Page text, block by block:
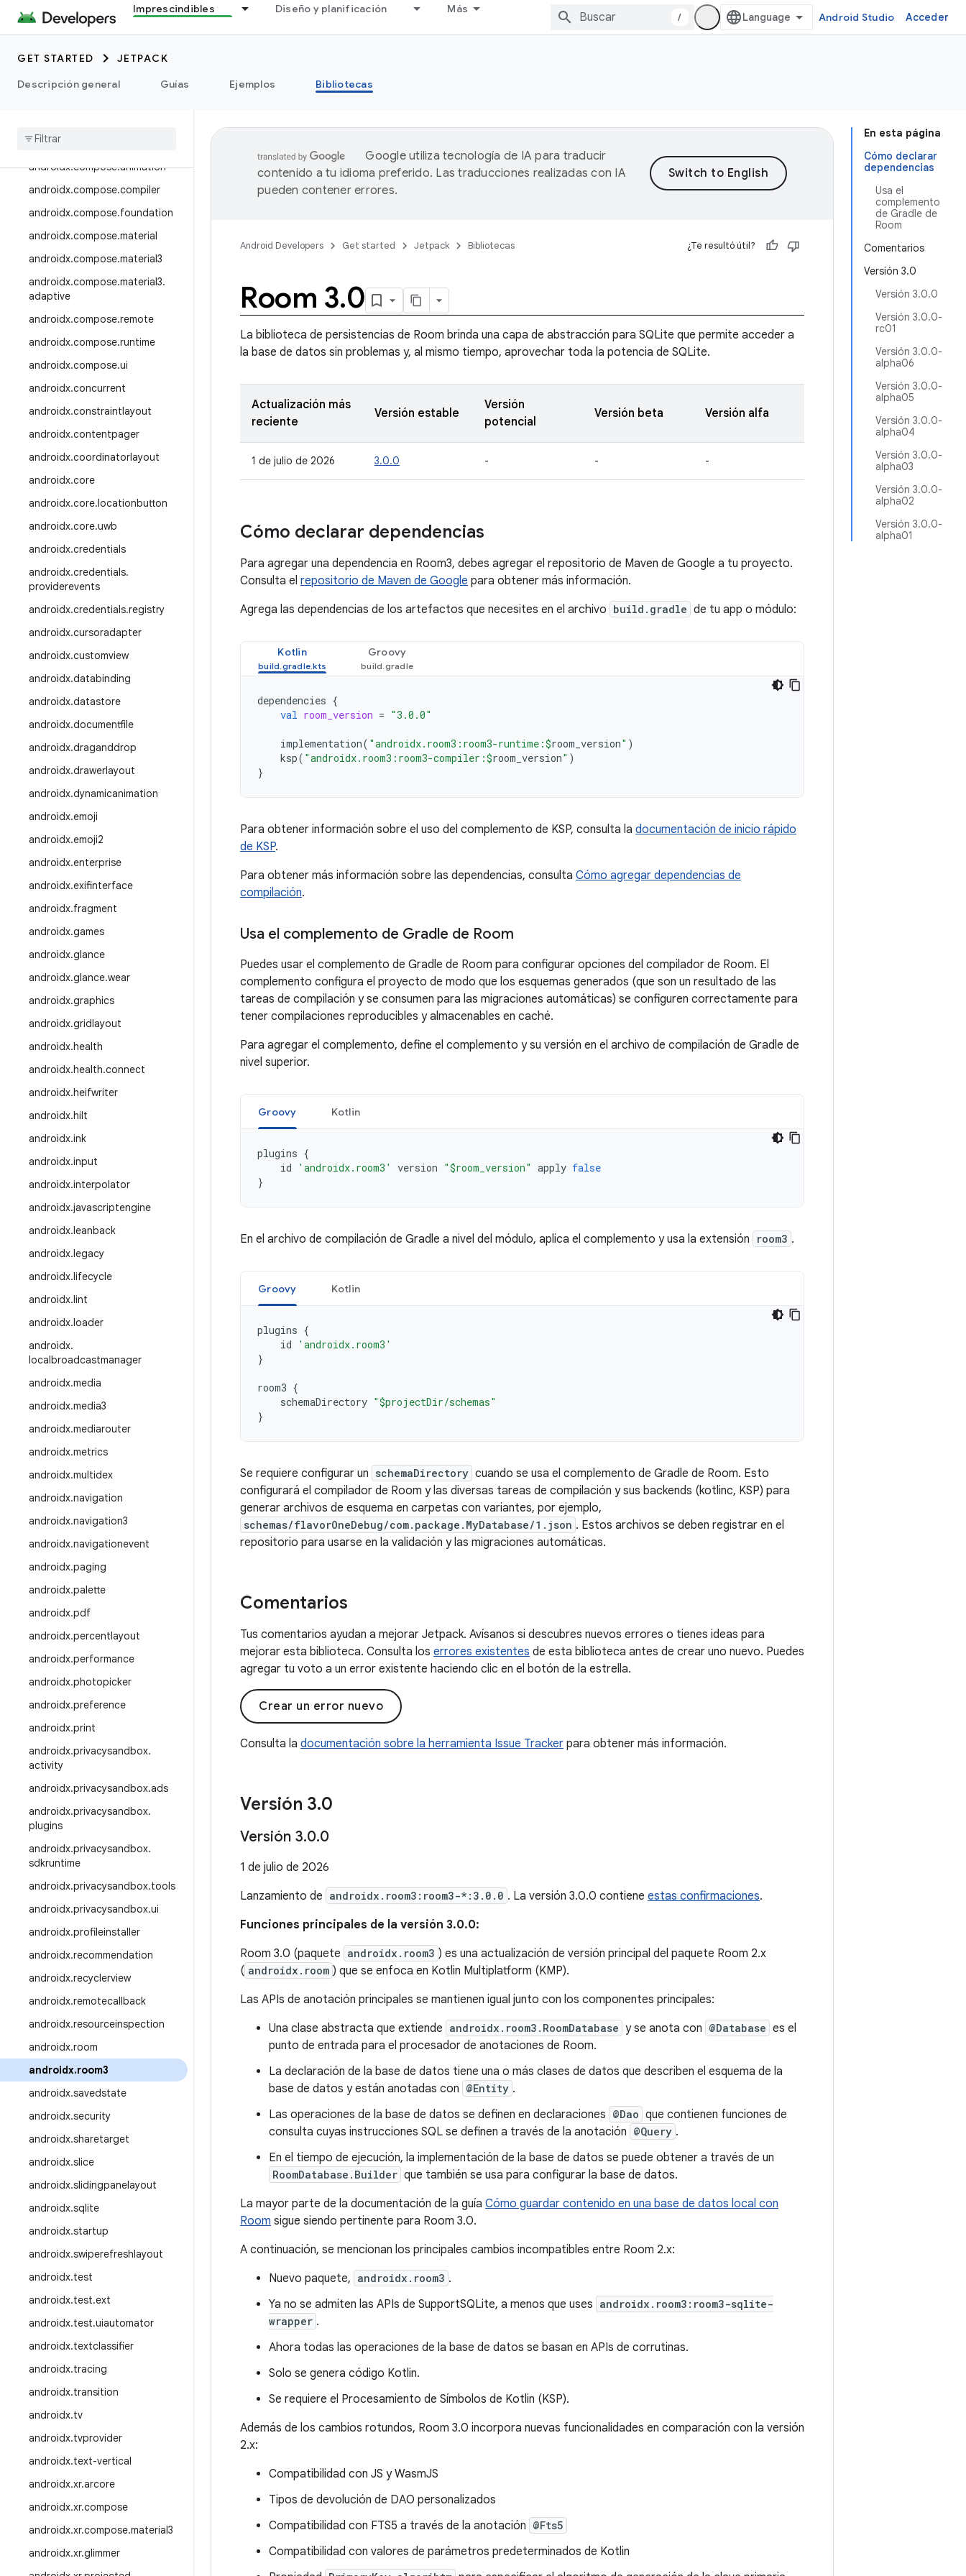
Imprescindibles Diseño y planificación Más
/ Android Studio Acceder
GET STARTED
JETPACK
Descripción general
Guías Ejemplos Bibliotecas
androidx.camera.media3
androidx.camera.viewfinder
androidx.car
androidx
androidx.compose.animation
androidx.compose.compiler
androidx.compose.foundation
androidx.compose.material
androidx.compose.material3
androidx.compose.material3.
adaptive
androidx.compose.remote
androidx.compose.runtime
androidx.compose.ui
androidx.concurrent
androidx.constraintlayout
androidx.contentpager
androidx.coordinatorlayout
androidx.core
androidx.core.locationbutton
androidx.core.uwb
androidx.credentials
androidx.credentials.
providerevents
androidx.credentials.registry
androidx.cursoradapter
androidx.customview
androidx.databinding
androidx.datastore
androidx.documentfile
androidx.draganddrop
androidx.drawerlayout
androidx.dynamicanimation
androidx.emoji
androidx.emoji2
androidx.enterprise
androidx.exifinterface
androidx.fragment
androidx.games
androidx.glance
androidx.glance.wear
androidx.graphics
androidx.gridlayout
androidx.health
androidx.health.connect
androidx.heifwriter
androidx.hilt
androidx.ink
androidx.input
androidx.interpolator
androidx.javascriptengine
androidx.leanback
androidx.legacy
androidx.lifecycle
androidx.lint
androidx.loader
androidx.
localbroadcastmanager
androidx.media
androidx.media3
androidx.mediarouter
androidx.metrics
androidx.multidex
androidx.navigation
androidx.navigation3
androidx.navigationevent
androidx.paging
androidx.palette
androidx.pdf
androidx.percentlayout
androidx.performance
androidx.photopicker
androidx.preference
androidx.print
androidx.privacysandbox.
activity
androidx.privacysandbox.ads
androidx.privacysandbox.
plugins
androidx.privacysandbox.
sdkruntime
androidx.privacysandbox.tools
androidx.privacysandbox.ui
androidx.profileinstaller
androidx.recommendation
androidx.recyclerview
androidx.remotecallback
androidx.resourceinspection
androidx.room
androidx.room3
androidx.savedstate
androidx.security
androidx.sharetarget
androidx.slice
androidx.slidingpanelayout
androidx.sqlite
androidx.startup
androidx.swiperefreshlayout
androidx.test
androidx.test.ext
androidx.test.uiautomator
androidx.textclassifier
androidx.tracing
androidx.transition
androidx.tv
androidx.tvprovider
androidx.text-vertical
androidx.xr.arcore
androidx.xr.compose
androidx.xr.compose.material3
androidx.xr.glimmer
En esta página
Cómo declarar
dependencias
Usa el
complemento
de Gradle de
Room
Comentarios
Versión 3.0
Versión 3.0.0
Versión 3.0.0-
rc01
Versión 3.0.0-
alpha06
Versión 3.0.0-
alpha05
Versión 3.0.0-
alpha04
Versión 3.0.0-
alpha03
Versión 3.0.0-
alpha02
Versión 3.0.0-
alpha01
Google utiliza tecnología de IA para traducir
contenido a tu idioma preferido. Las traducciones realizadas con IA
pueden contener errores.
Android Developers Get started Jetpack Bibliotecas ¿Te resultó útil?
Room 3.0
La biblioteca de persistencias de Room brinda una capa de abstracción para SQLite que permite acceder a
la base de datos sin problemas y, al mismo tiempo, aprovechar toda la potencia de SQLite.
Actualización más
reciente
Versión estable
Versión
potencial
Versión beta Versión alfa
1 de julio de 2026 3.0.0 - - -
Cómo declarar dependencias
Para agregar una dependencia en Room3, debes agregar el repositorio de Maven de Google a tu proyecto.
Consulta el repositorio de Maven de Google para obtener más información.
Agrega las dependencias de los artefactos que necesites en el archivo build.gradle de tu app o módulo:
Kotlin Groovy
dependencies {
val room_version = "3.0.0"
implementation( "androidx.room3:room3-runtime:$room_version" )
ksp( "androidx.room3:room3-compiler:$room_version" )
}
Para obtener información sobre el uso del complemento de KSP, consulta la documentación de inicio rápido
de KSP.
Para obtener más información sobre las dependencias, consulta Cómo agregar dependencias de
compilación.
Usa el complemento de Gradle de Room
Puedes usar el complemento de Gradle de Room para configurar opciones del compilador de Room. El
complemento configura el proyecto de modo que los esquemas generados (que son un resultado de las
tareas de compilación y se consumen para las migraciones automáticas) se configuren correctamente para
tener compilaciones reproducibles y almacenables en caché.
Para agregar el complemento, define el complemento y su versión en el archivo de compilación de Gradle de
nivel superior.
Groovy Kotlin
plugins {
id
'androidx.room3' version "$room_version" apply false
}
En el archivo de compilación de Gradle a nivel del módulo, aplica el complemento y usa la extensión room3 .
Groovy Kotlin
plugins {
id
'androidx.room3'
}
room3 {
schemaDirectory "$projectDir/schemas"
}
Se requiere configurar un schemaDirectory cuando se usa el complemento de Gradle de Room. Esto
configurará el compilador de Room y las diversas tareas de compilación y sus backends (kotlinc, KSP) para
generar archivos de esquema en carpetas con variantes, por ejemplo,
schemas/flavorOneDebug/com.package.MyDatabase/1.json . Estos archivos se deben registrar en el
repositorio para usarse en la validación y las migraciones automáticas.
Comentarios
Tus comentarios ayudan a mejorar Jetpack. Avísanos si descubres nuevos errores o tienes ideas para
mejorar esta biblioteca. Consulta los errores existentes de esta biblioteca antes de crear uno nuevo. Puedes
agregar tu voto a un error existente haciendo clic en el botón de la estrella.
Crear un error nuevo
Consulta la documentación sobre la herramienta Issue Tracker para obtener más información.
Versión 3.0
Versión 3.0.0
1 de julio de 2026
Lanzamiento de androidx.room3:room3-*:3.0.0 . La versión 3.0.0 contiene estas confirmaciones.
Funciones principales de la versión 3.0.0:
Room 3.0 (paquete androidx.room3 ) es una actualización de versión principal del paquete Room 2.x
( androidx.room ) que se enfoca en Kotlin Multiplatform (KMP).
Las APIs de anotación principales se mantienen igual junto con los componentes principales:
Una clase abstracta que extiende androidx.room3.RoomDatabase y se anota con @Database es el
punto de entrada para el procesador de anotaciones de Room.
La declaración de la base de datos tiene una o más clases de datos que describen el esquema de la
base de datos y están anotadas con @Entity .
Las operaciones de la base de datos se definen en declaraciones @Dao que contienen funciones de
consulta cuyas instrucciones SQL se definen a través de la anotación @Query .
En el tiempo de ejecución, la implementación de la base de datos se puede obtener a través de un
RoomDatabase.Builder que también se usa para configurar la base de datos.
La mayor parte de la documentación de la guía Cómo guardar contenido en una base de datos local con
Room sigue siendo pertinente para Room 3.0.
A continuación, se mencionan los principales cambios incompatibles entre Room 2.x:
Nuevo paquete, androidx.room3 .
Ya no se admiten las APIs de SupportSQLite, a menos que uses androidx.room3:room3-sqlite-
wrapper .
Ahora todas las operaciones de la base de datos se basan en APIs de corrutinas.
Solo se genera código Kotlin.
Se requiere el Procesamiento de Símbolos de Kotlin (KSP).
Además de los cambios rotundos, Room 3.0 incorpora nuevas funcionalidades en comparación con la versión
2.x:
Compatibilidad con JS y WasmJS
Tipos de devolución de DAO personalizados
Compatibilidad con FTS5 a través de la anotación @Fts5
Compatibilidad con valores de parámetros predeterminados de Kotlin